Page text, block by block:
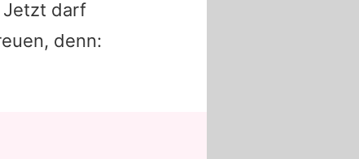
Jetzt darf
denn: